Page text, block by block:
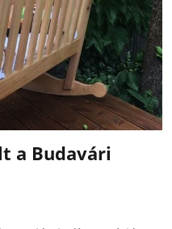
a Budavári